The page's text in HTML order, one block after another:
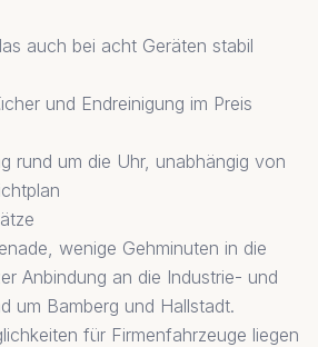
auch bei acht Geräten stabil
und Endreinigung im Preis
rund um die Uhr, unabhängig von
wenige Gehminuten in die
Anbindung an die Industrie- und
um Bamberg und Hallstadt.
für Firmenfahrzeuge liegen